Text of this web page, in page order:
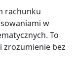
rachunku
w
To
zrozumienie bez